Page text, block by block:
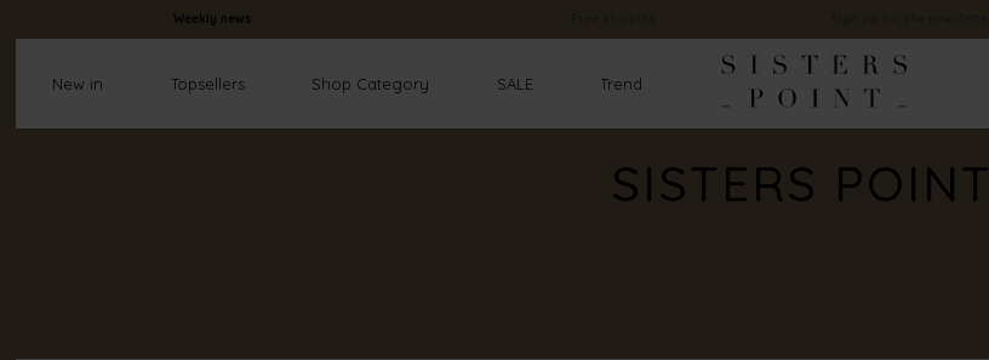
Weekly news
New in Topsellers Shop Category SALE Trend
SISTERS POINT